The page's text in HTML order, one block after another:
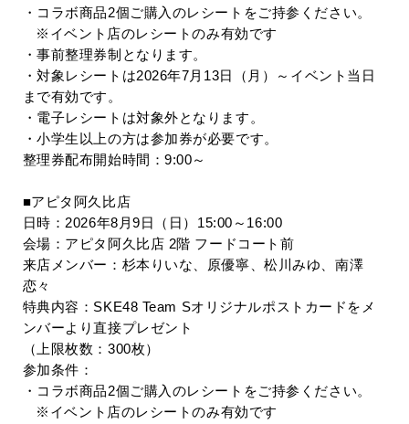
・コラボ商品2個ご購入のレシートをご持参ください。
※イベント店のレシートのみ有効です
・事前整理券制となります。
・対象レシートは2026年7月 13日（月）～イベント当日
まで有効です。
・電子レシートは対象外となります。
・小学生以上の方は参加券が必要です。
整理券配布開始時間：9:00～
■アピタ阿久比店
日時： 2026年8 月9 日（日） 15:00 ～ 16:00
会場：アピタ阿久比店 2階 フードコート前
来店メンバー：杉本りいな、原優寧、松川みゆ、南澤
恋々
特典内容： SKE48 Team Sオリジナルポストカードをメ
ンバーより直接プレゼント
（上限枚数： 300枚）
参加条件：
・コラボ商品2個ご購入のレシートをご持参ください。
※イベント店のレシートのみ有効です